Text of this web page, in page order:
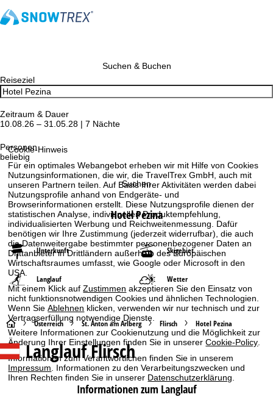
Cookie-Hinweis
Für ein optimales Webangebot erheben wir mit Hilfe von Cookies
Nutzungsinformationen, die wir, die TravelTrex GmbH, auch mit
unseren Partnern teilen. Auf Basis Ihrer Aktivitäten werden dabei
Nutzungsprofile anhand von Endgeräte- und
Browserinformationen erstellt. Diese Nutzungsprofile dienen der
statistischen Analyse, individuellen Produktempfehlung,
individualisierten Werbung und Reichweitenmessung. Dafür
benötigen wir Ihre Zustimmung (jederzeit widerrufbar), die auch
die Datenweitergabe bestimmter personenbezogener Daten an
Drittanbieter in Drittländern außerhalb des Europäischen
Wirtschaftsraumes umfasst, wie Google oder Microsoft in den
USA.
Mit einem Klick aufZustimmen akzeptieren Sie den Einsatz von
nicht funktionsnotwendigen Cookies und ähnlichen Technologien.
Wenn SieAblehnen klicken, verwenden wir nur technisch und zur
Vertragserfüllung notwendige Dienste.
Weitere Informationen zur Cookienutzung und die Möglichkeit zur
Änderung Ihrer Einstellungen finden Sie in unsererCookie-Policy
Informationen zum Verantwortlichen finden Sie in unserem
Impressum . Informationen zu den Verarbeitungszwecken und
Ihren Rechten finden Sie in unserer Datenschutzerklärung
Suchen & Buchen
Reiseziel
Zeitraum & Dauer
10.08.26 – 31.05.28 | 7 Nächte
Personen
beliebig
Suchen
Hotel Pezina
Unterkunft Skigebiet
Langlauf Wetter
S
t
a
Österreich St. Anton am Arlberg Flirsch Hotel Pezina
Langlauf Flirsch
Informationen zum Langlauf